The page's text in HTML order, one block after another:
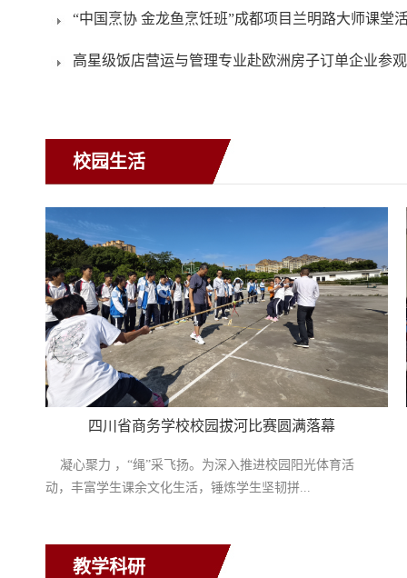
“中国烹协 金龙鱼烹饪班”成都项目兰明路大师课堂
高星级饭店营运与管理专业赴欧洲房子订单企业参观
校园生活
四川省商务学校校园拔河比赛圆满落幕
凝心聚力 ，“绳”采飞扬。为深入推进校园阳光体育活
动，丰富学生课余文化生活，锤炼学生坚韧拼...
教学科研